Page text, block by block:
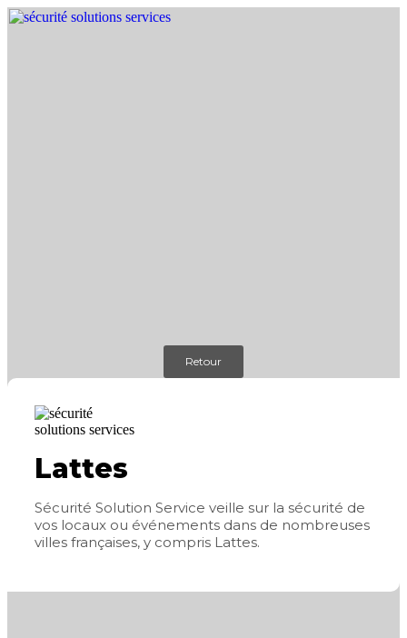
Retour
Lattes
Sécurité Solution Service veille sur la sécurité de
vos locaux ou événements dans de nombreuses
villes françaises, y compris Lattes.